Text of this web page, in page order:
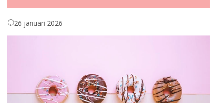
26 januari 2026